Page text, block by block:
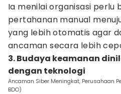
Ia menilai organisasi perlu
pertahanan manual
yang lebih otomatis agar
ancaman secara lebih
3. Budaya keamanan
dengan teknologi
Ancaman Siber Meningkat, Perusahaan
BDO)